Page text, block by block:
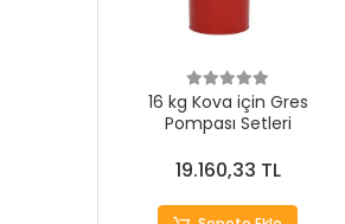
16 kg Kova için Gres
Pompası Setleri
19.160,33 TL